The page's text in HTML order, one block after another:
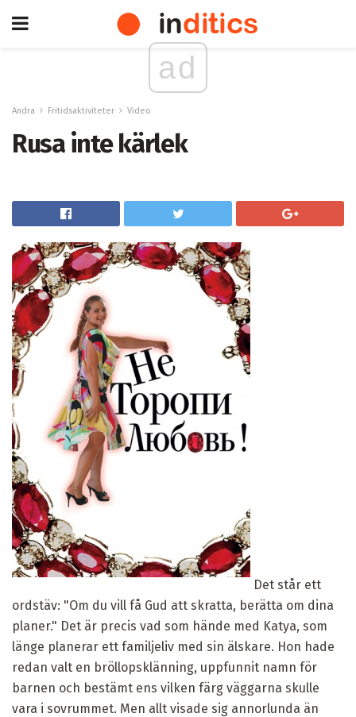
ad
Andra Fritidsaktiviteter Video
Rusa inte kärlek
Det står ett
ordstäv: "Om du vill få Gud att skratta, berätta om dina
planer." Det är precis vad som hände med Katya, som
länge planerar ett familjeliv med sin älskare. Hon hade
redan valt en bröllopsklänning, uppfunnit namn för
barnen och bestämt ens vilken färg väggarna skulle
vara i sovrummet. Men allt visade sig annorlunda än